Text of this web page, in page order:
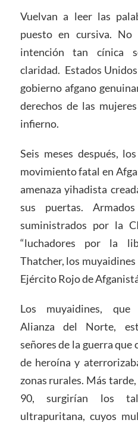
Vuelvan a leer las
puesto en cursiva.
intención tan cínica
claridad. Estados
gobierno afgano
derechos de las
infierno.
Seis meses después,
movimiento fatal en
amenaza yihadista
sus puertas.
suministrados por la
“luchadores por la
Thatcher, los
Ejército Rojo de
Los muyaidines, que
Alianza del Norte,
señores de la guerra
de heroína y
zonas rurales. Más
90, surgirían los
ultrapuritana, cuyos